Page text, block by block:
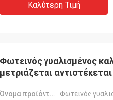
Καλύτερη Τιμή
Φωτεινός γυαλισμένος
μετριάζεται
Όνομα προϊόντων: